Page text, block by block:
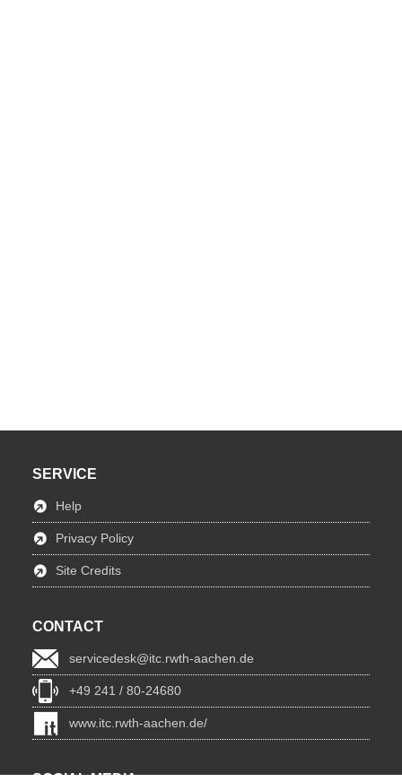
SERVICE
Help
Privacy Policy
Site Credits
CONTACT
servicedesk@itc.rwth-aachen.de
+49 241 / 80-24680
www.itc.rwth-aachen.de/
SOCIAL MEDIA